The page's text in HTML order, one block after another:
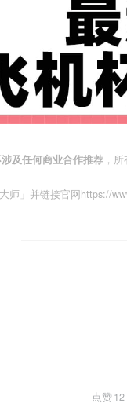
及任何商业合作推荐 ，
师」并链接官网https://
点赞12